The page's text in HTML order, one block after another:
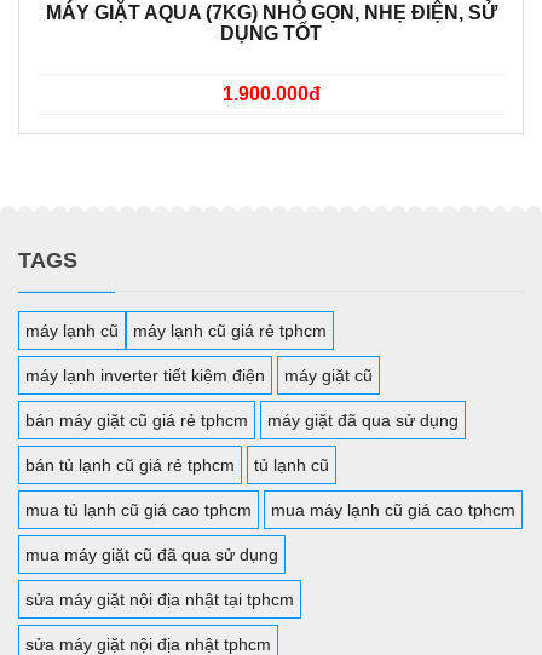
MÁY GIẶT AQUA (7KG) NHỎ GỌN, NHẸ ĐIỆN, SỬ
DỤNG TỐT
1.900.000đ
TAGS
máy lạnh cũ máy lạnh cũ giá rẻ tphcm
máy lạnh inverter tiết kiệm điện máy giặt cũ
bán máy giặt cũ giá rẻ tphcm máy giặt đã qua sử dụng
bán tủ lạnh cũ giá rẻ tphcm tủ lạnh cũ
mua tủ lạnh cũ giá cao tphcm mua máy lạnh cũ giá cao tphcm
mua máy giặt cũ đã qua sử dụng
sửa máy giặt nội địa nhật tại tphcm
sửa máy giặt nội địa nhật tphcm